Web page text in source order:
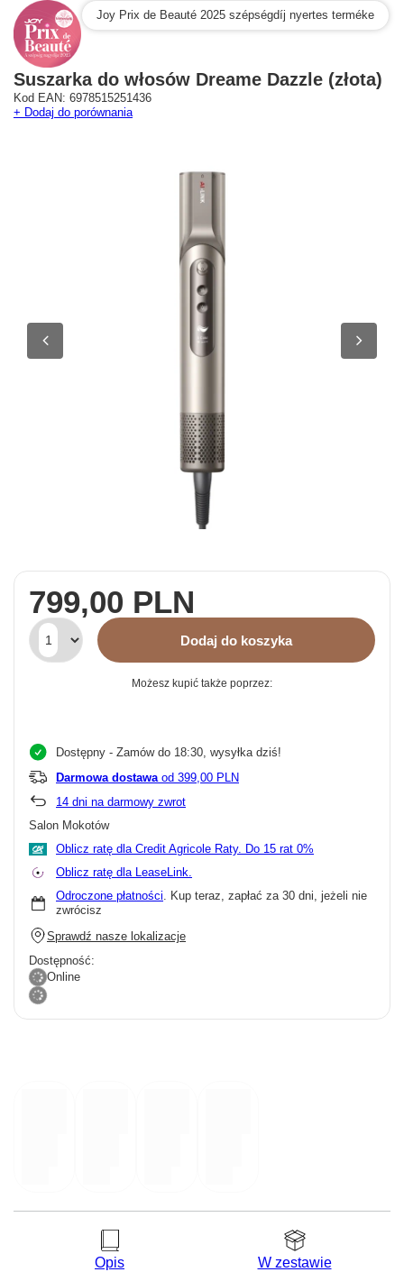
Joy Prix de Beauté 2025 szépségdíj nyertes terméke
Suszarka do włosów Dreame Dazzle (złota)
Kod EAN: 6978515251436
+ Dodaj do porównania
799,00 PLN
Dodaj do koszyka
Możesz kupić także poprzez:
Dostępny - Zamów do 18:30, wysyłka dziś!
Darmowa dostawa od 399,00 PLN
14 dni na darmowy zwrot
Salon Mokotów
Oblicz ratę dla Credit Agricole Raty.
Oblicz ratę dla LeaseLink.
Odroczone płatności. Kup teraz, zapłać za 30 dni, jeżeli nie
zwrócisz
Sprawdź nasze lokalizacje
Dostępność:
Online
Westfield Mokotów
Oficjalny Salon Dreame
ul. Wołoska 12
G City Targówek
Opis W zestawie